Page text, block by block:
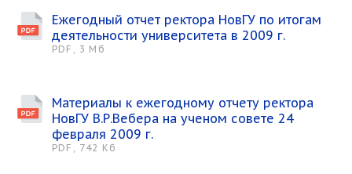
Ежегодный отчет ректора НовГУ по итогам
деятельности университета в 2009 г.
PDF, 3 Мб
Материалы к ежегодному отчету ректора
НовГУ В.Р.Вебера на ученом совете 24
февраля 2009 г.
PDF, 742 Кб